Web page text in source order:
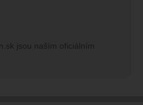
jsou naším oficiálním